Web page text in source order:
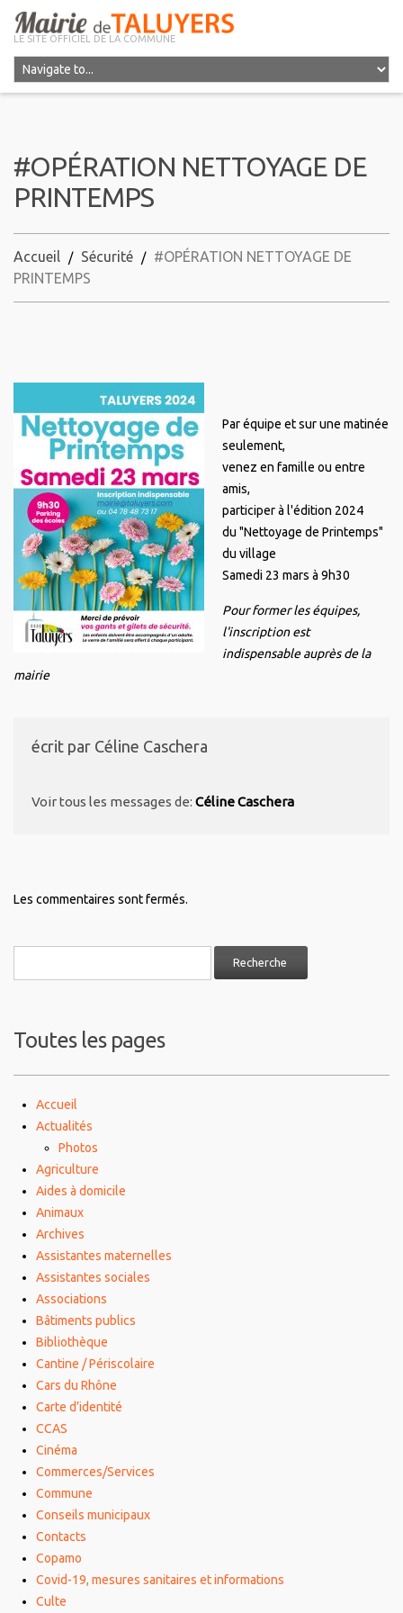
LE SITE OFFICIEL DE LA COMMUNE
#OPÉRATION NETTOYAGE DE
PRINTEMPS
Accueil Sécurité
#OPÉRATION NETTOYAGE DE
PRINTEMPS
Par équipe et sur une matinée
seulement,
venez en famille ou entre
amis,
participer à l'édition 2024
du "Nettoyage de Printemps"
du village
Samedi 23 mars à 9h30
Pour former les équipes,
l'inscription est
indispensable auprès de la
mairie
écrit par Céline Caschera
Voir tous les messages de: Céline Caschera
Les commentaires sont fermés.
Toutes les pages
Accueil
Actualités
Photos
Agriculture
Aides à domicile
Animaux
Archives
Assistantes maternelles
Assistantes sociales
Associations
Bâtiments publics
Bibliothèque
Cantine / Périscolaire
Cars du Rhône
Carte d’identité
CCAS
Cinéma
Commerces/Services
Commune
Conseils municipaux
Contacts
Copamo
Covid-19, mesures sanitaires et informations
Culte